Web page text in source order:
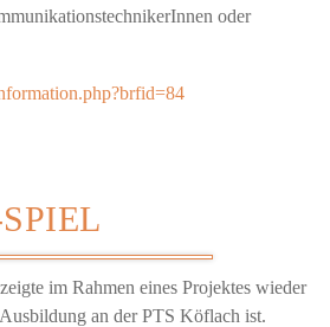
oder
im Rahmen eines Projektes wieder
an der PTS Köflach ist.